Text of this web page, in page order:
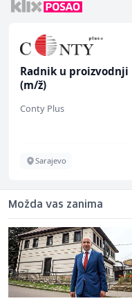
Radnik u proizvodnji
(m/ž)
Conty Plus
Sarajevo
Možda vas zanima